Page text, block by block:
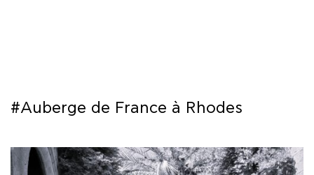
ΣΥΝΕΡΓΕΙΕΣ
ΒΙΒΛΙΟΘΗΚΗ
#Auberge de France à Rhodes